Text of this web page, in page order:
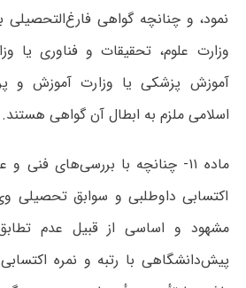
نمود، و چنانچه گواهی
وزارت علوم، تحقیقات و فناوری یا
آموزش پزشکی یا وزارت آموزش و
اسلامی ملزم به ابطال آن گواهی هستند.
ماده ۱۱- چنانچه با بررسی‌های فنی
اکتسابی داوطلبی و سوابق تحصیلی
مشهود و اساسی از قبیل عدم
پیش‌دانشگاهی با رتبه و نمره